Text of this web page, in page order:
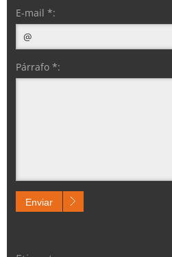
E-mail *:
Párrafo *:
Enviar